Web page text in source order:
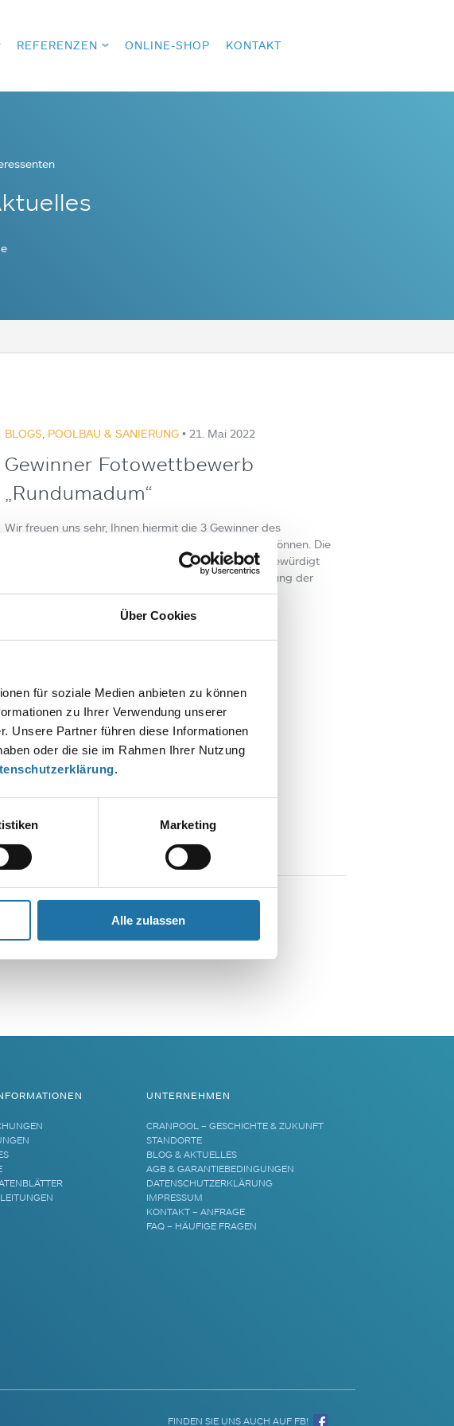
Über Cookies
für soziale Medien anbieten zu können
zu Ihrer Verwendung unserer
Unsere Partner führen diese Informationen
oder die sie im Rahmen Ihrer Nutzung
.
Marketing
Alle zulassen
REFERENZEN ONLINE-SHOP KONTAKT
BLOGS POOLBAU & SANIERUNG • 21. Mai 2022
Gewinner Fotowettbewerb
„Rundumadum“
Wir freuen uns sehr, Ihnen hiermit die 3 Gewinner des
Fotowettbewerbs „Rundumadum“ präsentieren zu können. Die
Cranpool Jury hatte die Qual der Wahl. Besonders gewürdigt
wurde – wie ausgeschrieben – die Rund Um Gestaltung der
Pools. Wir gratulieren Fam. Fellner…
UNTERNEHMEN
CRANPOOL – GESCHICHTE & ZUKUNFT
STANDORTE
BLOG & AKTUELLES
AGB & GARANTIEBEDINGUNGEN
DATENSCHUTZERKLÄRUNG
IMPRESSUM
KONTAKT – ANFRAGE
FAQ – HÄUFIGE FRAGEN
FINDEN SIE UNS AUCH AUF FB!